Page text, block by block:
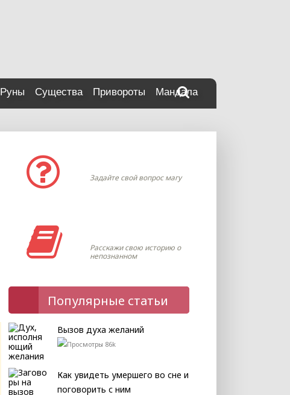
Руны Существа Привороты Мандала
Задайте свой вопрос магу
Расскажи свою историю о
непознанном
Популярные статьи
Вызов духа желаний
86k
Как увидеть умершего во сне и
поговорить с ним